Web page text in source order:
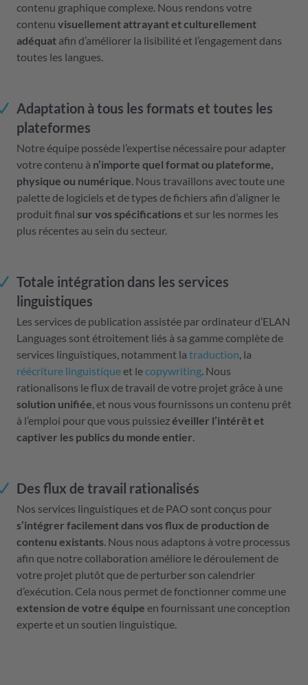
contenu graphique complexe. Nous rendons votre
contenu visuellement attrayant et culturellement
adéquat afin d’améliorer la lisibilité et l’engagement dans
toutes les langues.
Adaptation à tous les formats et toutes les
plateformes
Notre équipe possède l’expertise nécessaire pour adapter
votre contenu à n’importe quel format ou plateforme,
physique ou numérique. Nous travaillons avec toute une
palette de logiciels et de types de fichiers afin d’aligner le
produit final sur vos spécificationset sur les normes les
plus récentes au sein du secteur.
Totale intégration dans les services
linguistiques
Les services de publication assistée par ordinateur d’ELAN
Languages sont étroitement liés à sa gamme complète de
services linguistiques, notamment la traduction, la
réécriture linguistiqueet lecopywriting. Nous
rationalisons le flux de travail de votre projet grâce à une
solution unifiée, et nous vous fournissons un contenu prêt
à l’emploi pour que vous puissiezéveiller l’intérêt et
captiver les publics du monde entier.
Des flux de travail rationalisés
Nos services linguistiques et de PAO sont conçus pour
s’intégrer facilement dans vos flux de production de
contenu existants. Nous nous adaptons à votre processus
afin que notre collaboration améliore le déroulement de
votre projet plutôt que de perturber son calendrier
d’exécution. Cela nous permet de fonctionner comme une
extension de votre équipe en fournissant une conception
experte et un soutien linguistique.